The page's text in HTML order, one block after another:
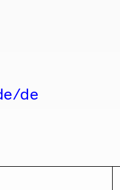
de